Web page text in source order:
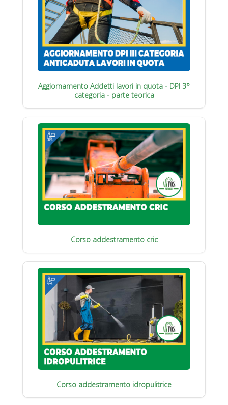
Aggiornamento Addetti lavori in quota - DPI 3°
categoria - parte teorica
Corso addestramento cric
Corso addestramento idropulitrice